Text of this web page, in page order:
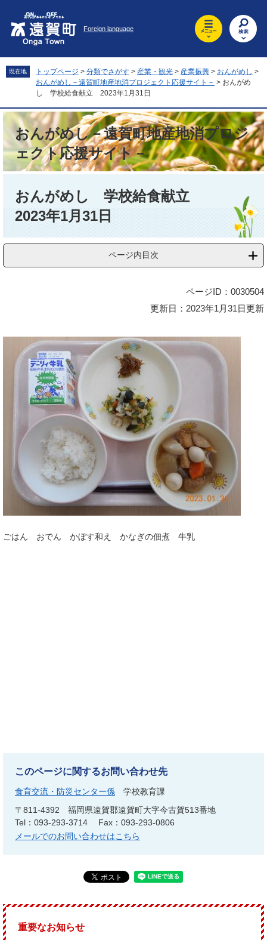
先
頭
。
を
飛
て
へ
Foreign language
現在地 トップページ > 分類でさがす > 産業・観光 > 産業振興 > おんがめし >
おんがめし－遠賀町地産地消プロジェクト応援サイト－ > おんがめ
し 学校給食献立 2023年1月31日
おんがめし－遠賀町地産地消プロジ
ェクト応援サイト－
おんがめし 学校給食献立
2023年1月31日
ページ内目次
ページID：0030504
更新日：2023年1月31日更新
ごはん おでん かぼす和え かなぎの佃煮 牛乳
このページに関するお問い合わせ先
食育交流・防災センター係
学校教育課
〒811-4392
福岡県遠賀郡遠賀町大字今古賀513番地
Tel：093-293-3714
Fax：093-293-0806
メールでのお問い合わせはこちら
重要なお知らせ